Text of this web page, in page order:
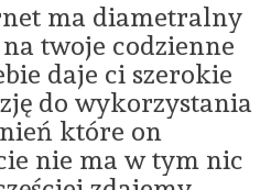
ma diametralny
twoje codzienne
daje ci szerokie
do wykorzystania
które on
nie ma w tym nic